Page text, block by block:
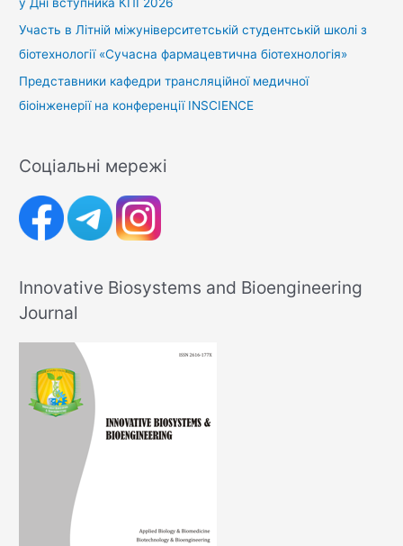
Участь в Літній міжуніверситетській студентській школі з
біотехнології «Сучасна фармацевтична біотехнологія»
Представники кафедри трансляційної медичної
біоінженерії на конференції INSCIENCE
Соціальні мережі
Innovative Biosystems and Bioengineering
Journal